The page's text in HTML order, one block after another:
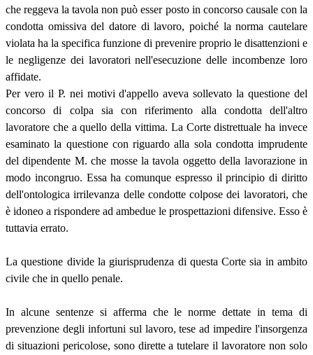
che reggeva la tavola non può esser posto in concorso causale con la
condotta omissiva del datore di lavoro, poiché la norma cautelare
violata ha la specifica funzione di prevenire proprio le disattenzioni e
le negligenze dei lavoratori nell'esecuzione delle incombenze loro
affidate.
Per vero il P. nei motivi d'appello aveva sollevato la questione del
concorso di colpa sia con riferimento alla condotta dell'altro
lavoratore che a quello della vittima. La Corte distrettuale ha invece
esaminato la questione con riguardo alla sola condotta imprudente
del dipendente M. che mosse la tavola oggetto della lavorazione in
modo incongruo. Essa ha comunque espresso il principio di diritto
dell'ontologica irrilevanza delle condotte colpose dei lavoratori, che
è idoneo a rispondere ad ambedue le prospettazioni difensive. Esso è
tuttavia errato.
La questione divide la giurisprudenza di questa Corte sia in ambito
civile che in quello penale.
In alcune sentenze si afferma che le norme dettate in tema di
prevenzione degli infortuni sul lavoro, tese ad impedire l'insorgenza
di situazioni pericolose, sono dirette a tutelare il lavoratore non solo